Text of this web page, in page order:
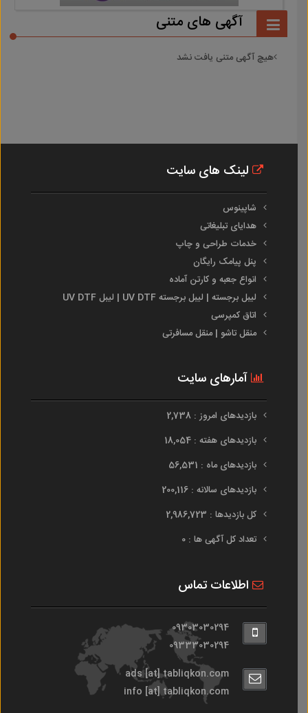
آگهی های متنی
هیچ آگهی متنی یافت نشد
لینک های سایت
شاپینوس
هدایای تبلیغاتی
خدمات طراحی و چاپ
پنل پیامک رایگان
انواع جعبه و کارتن آماده
لیبل برجسته | لیبل برجسته UV DTF | لیبل UV DTF
اتاق کمپرسی
منقل تاشو | منقل مسافرتی
آمارهای سایت
بازدیدهای امروز : 2,738
بازدیدهای هفته : 18,054
بازدیدهای ماه : 56,531
بازدیدهای سالانه : 200,116
کل بازدیدها : 2,986,723
تعداد کل آگهی ها : 0
اطلاعات تماس
09303030294
09333030294
ads [at] tabliqkon.com
info [at] tabliqkon.com